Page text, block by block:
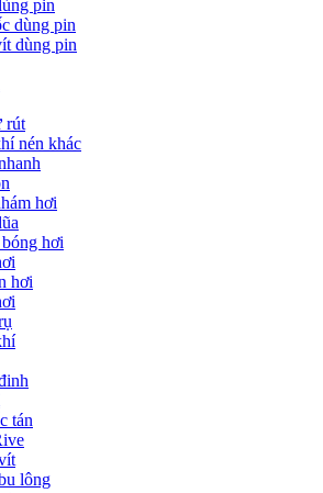
pin
dùng pin
dùng pin
rút
nén khác
hơi
hơi
hơi
tán
lông